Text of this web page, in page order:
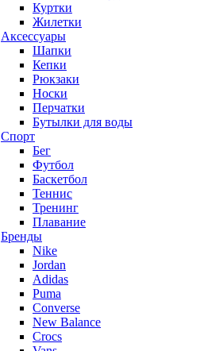
Куртки
Жилетки
Аксессуары
Шапки
Кепки
Рюкзаки
Носки
Перчатки
Бутылки для воды
Спорт
Бег
Футбол
Баскетбол
Теннис
Тренинг
Плавание
Бренды
Nike
Jordan
Adidas
Puma
Converse
New Balance
Crocs